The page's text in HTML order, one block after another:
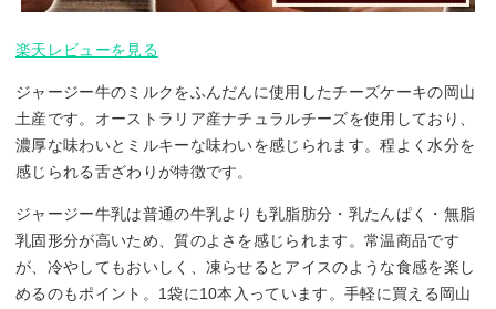
楽天レビューを見る
ジャージー牛のミルクをふんだんに使用したチーズケーキの岡山
土産です。オーストラリア産ナチュラルチーズを使用しており、
濃厚な味わいとミルキーな味わいを感じられます。程よく水分を
感じられる舌ざわりが特徴です。
ジャージー牛乳は普通の牛乳よりも乳脂肪分・乳たんぱく・無脂
乳固形分が高いため、質のよさを感じられます。常温商品です
が、冷やしてもおいしく、凍らせるとアイスのような食感を楽し
めるのもポイント。1袋に10本入っています。手軽に買える岡山